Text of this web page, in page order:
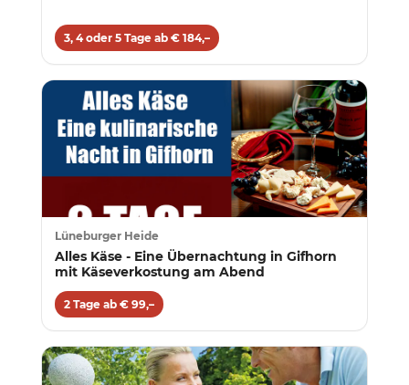
3, 4 oder 5 Tage ab € 184,–
Lüneburger Heide
Alles Käse - Eine Übernachtung in Gifhorn
mit Käseverkostung am Abend
2 Tage ab € 99,–